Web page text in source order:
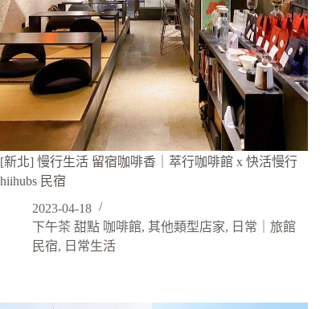
[新北] 慢行生活 留宿咖啡香｜萃行咖啡館 x 快活慢行
hiihubs 民宿
2023-04-18
下午茶 甜點 咖啡館, 其他類型店家, 日常｜旅館
民宿, 日常生活